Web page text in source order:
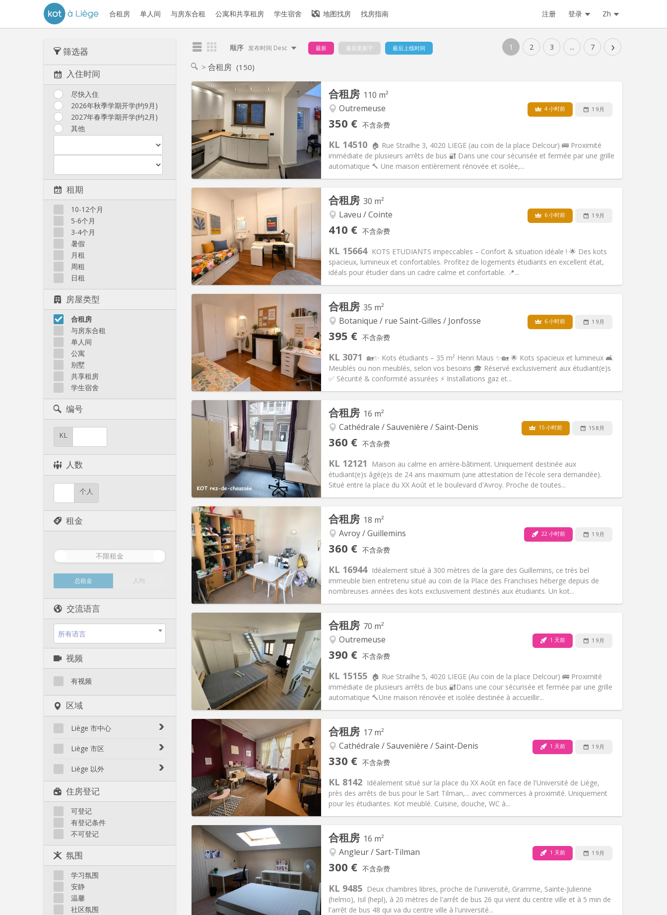
合租房 单人间 与房东合租 公寓和共享租房 学生宿舍 地图找房 找房指南 注册 登录 Zh
筛选器
入住时间
尽快入住
2026年秋季学期开学(约9月)
2027年春季学期开学(约2月)
其他
租期
10-12个月
5-6个月
3-4个月
暑假
月租
周租
日租
房屋类型
合租房
与房东合租
单人间
公寓
别墅
共享租房
学生宿舍
编号
KL
人数
个人
租金
不限租金
总租金 人均
交流语言
所有语言
视频
有视频
区域
Liège 市中心
Avroy / Guillemins
Jonfosse
Cathédrale / Sauvenière /
Saint-Denis
Féronstrée / Pierreuse
Liège 市区
Amercoeur / Bressoux
Fragnée / Val Benoît
Fétinne / Longdoz / Vennes
Grivegnée
Laveu / Cointe
Outremeuse
Saint-Laurent / Sainte-
Marguerite
Saint-Léonard
Sainte-Walburge
Liège 市区
Liège 以外
Liège 以外
住房登记
可登记
有登记条件
不可登记
氛围
学习氛围
安静
温馨
社区氛围
1 2 3 ... 7 ›
顺序 发布时间 Desc 最新 最后更新于 最后上线时间
合租房 (150)
合租房 110 m²
Outremeuse
350 € 不含杂费
4 小时前 1 9月
KL 14510 🏠 Rue Strailhe 3, 4020 LIEGE (au coin de la place Delcour) 🚌 Proximité
immédiate de plusieurs arrêts de bus 🔐 Dans une cour sécurisée et fermée par une grille
automatique 🔨 Une maison entièrement rénovée et isolée,...
实用信息
租金:350 €
水电费: 100 €
12个月
厨房:共用
面积:110 m2
温馨, 学习氛围, 安静, 社区氛围
合租房 30 m²
Laveu / Cointe
410 € 不含杂费
6 小时前 1 9月
KL 15664 KOTS ETUDIANTS impeccables – Confort & situation idéale ! 🌟 Des kots
spacieux, lumineux et confortables. Profitez de logements étudiants en excellent état,
idéals pour étudier dans un cadre calme et confortable. 📍...
实用信息
410 €
130 €
共用
厨房:独立（单独房间）
面积:30 m 2
无障碍通道:
合租房 35 m²
Botanique / rue Saint-Gilles / Jonfosse
395 € 不含杂费
6 小时前 1 9月
KL 3071 🏡✨ Kots étudiants – 35 m² Henri Maus ✨🏡 🌟 Kots spacieux et lumineux 🛋️
Meublés ou non meublés, selon vos besoins 🎓 Réservé exclusivement aux étudiant(e)s
✅ Sécurité & conformité assurées ⚡ Installations gaz et...
实用信息
租金: 395 €
水电费:145 €
租期:12个月
住房登记:
厨房:独立（单独房间）
面积:35 m 2
学习氛围
无障碍通道: 否
合租房 16 m²
Cathédrale / Sauvenière / Saint-Denis
360 € 不含杂费
15 小时前 15 8月
KL 12121
Maison au calme en arrière-bâtiment. Uniquement destinée aux
étudiant(e)s âgé(e)s de 24 ans maximum (une attestation de l'école sera demandée).
Situé entre la place du XX Août et le boulevard d'Avroy. Proche de toutes...
实用信息
租金:360 €
水电费:50 €
租期: 11个月
住房登记: 可登记
共用
厨房:共用
面积:16 m 2
社区氛围, 学习氛围, 安静
合租房 18 m²
Avroy / Guillemins
360 € 不含杂费
22 小时前 1 9月
KL 16944 Idéalement situé à 300 mètres de la gare des Guillemins, ce très bel
immeuble bien entretenu situé au coin de la Place des Franchises héberge depuis de
nombreuses années des kots exclusivement destinés aux étudiants. Un kot...
实用信息
租金:360 €
水电费: 100 € 厨房:房间内
面积:18 m 2
合租房 70 m²
Outremeuse
390 € 不含杂费
1 天前 1 9月
KL 15155 🏠 Rue Strailhe 5, 4020 LIEGE (Au coin de la place Delcour) 🚌 Proximité
immédiate de plusieurs arrêts de bus 🔐Dans une cour sécurisée et fermée par une grille
automatique 🔨Une maison rénovée et isolée destinée à accueillir...
实用信息
390 €
水电费:100 €
12个月
住房登记:否
厨房:共用
面积:70 m 2
温馨, 学习氛围, 安静, 社区氛围
无障碍通道:
合租房 17 m²
Cathédrale / Sauvenière / Saint-Denis
330 € 不含杂费
1 天前 1 9月
KL 8142 Idéalement situé sur la place du XX Août en face de l'Université de Liège,
près des arrêts de bus pour le Sart Tilman,... avec commerces à proximité. Uniquement
pour les étudiantes. Kot meublé. Cuisine, douche, WC à...
实用信息
租金:330 €
水电费:45 €
租期:12个月
住房登记:
浴室:
厨房:共用
面积:17 m 2
合租房 16 m²
Angleur / Sart-Tilman
300 € 不含杂费
1 天前 1 9月
KL 9485 Deux chambres libres, proche de l'université, Gramme, Sainte-Julienne
(helmo), Isil (hepl), à 20 mètres de l'arrêt de bus 26 qui vient du centre ville et à 5 min de
l'arrêt de bus 48 qui va du centre ville à l'université...